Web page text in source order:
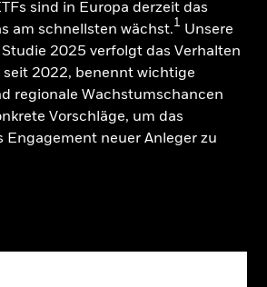
sind in Europa derzeit das
am schnellsten wächst.1 Unsere
Studie 2025 verfolgt das Verhalten
seit 2022, benennt wichtige
regionale Wachstumschancen
Vorschläge, um das
Engagement neuer Anleger zu